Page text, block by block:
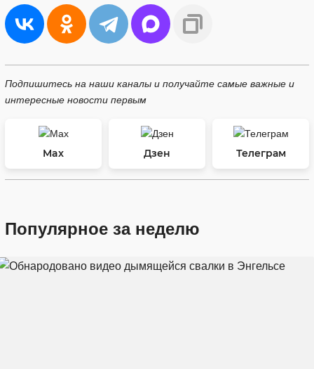
Подпишитесь на наши каналы и получайте самые важные и
интересные новости первым
Max Дзен Телеграм
Популярное за неделю